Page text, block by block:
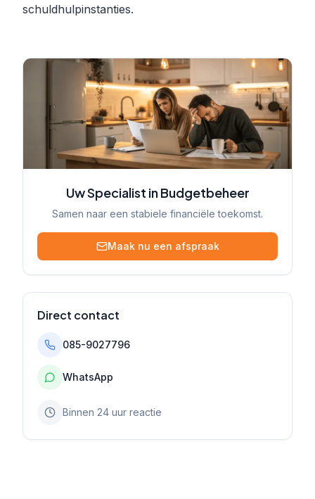
schuldhulpinstanties.
Uw Specialist in Budgetbeheer
Samen naar een stabiele financiële toekomst.
Maak nu een afspraak
Direct contact
085-9027796
WhatsApp
Binnen 24 uur reactie